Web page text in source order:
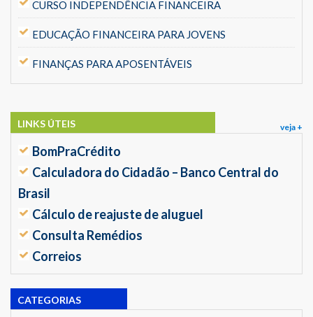
CURSO INDEPENDÊNCIA FINANCEIRA
EDUCAÇÃO FINANCEIRA PARA JOVENS
FINANÇAS PARA APOSENTÁVEIS
veja +
LINKS ÚTEIS
BomPraCrédito
Calculadora do Cidadão – Banco Central do
Brasil
Cálculo de reajuste de aluguel
Consulta Remédios
Correios
CATEGORIAS